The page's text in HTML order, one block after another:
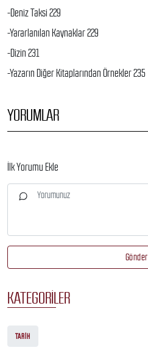
-Deniz Taksi 229
-Yararlanılan Kaynaklar 229
-Dizin 231
-Yazarın Diğer Kitaplarından Örnekler 235
YORUMLAR
İlk Yorumu Ekle
Gönder
KATEGORILER
TARIH